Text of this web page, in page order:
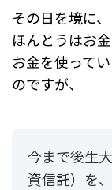
その日を境に、
ほんとうはお
お金を使って
のですが、
今まで後生
資信託）を、